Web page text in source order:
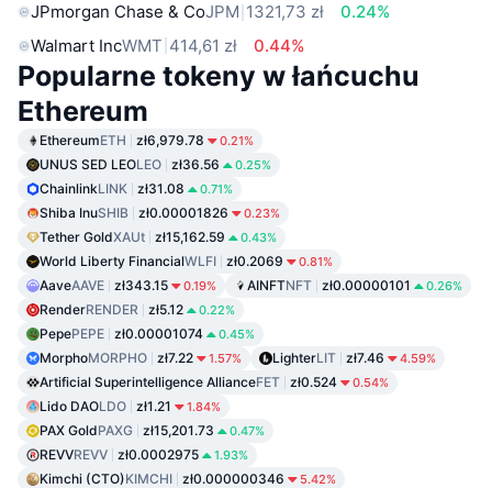
JPmorgan Chase & CoJPM 1321,73 zł
0.24%
Walmart IncWMT 414,61 zł 0.44%
Popularne tokeny w łańcuchu
Ethereum
EthereumETH zł6,979.78 0.21%
UNUS SED LEOLEO zł36.56 0.25%
ChainlinkLINK zł31.08 0.71%
Shiba InuSHIB zł0.00001826 0.23%
Tether GoldXAUt zł15,162.59 0.43%
World Liberty FinancialWLFI zł0.2069 0.81%
AaveAAVE zł343.15 0.19% AINFTNFT zł0.00000101 0.26%
RenderRENDER zł5.12 0.22%
PepePEPE zł0.00001074 0.45%
MorphoMORPHO zł7.22 1.57% LighterLIT zł7.46 4.59%
Artificial Superintelligence AllianceFET zł0.524 0.54%
Lido DAOLDO zł1.21 1.84%
PAX GoldPAXG zł15,201.73 0.47%
REVVREVV zł0.0002975 1.93%
Kimchi (CTO)KIMCHI zł0.000000346 5.42%